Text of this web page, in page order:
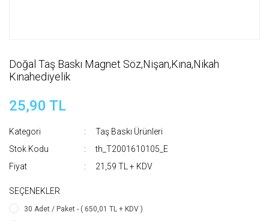
Doğal Taş Baskı Magnet Söz,Nişan,Kına,Nikah
Kınahediyelik
25,90 TL
Kategori
Taş Baskı Ürünleri
Stok Kodu
th_T2001610105_E
Fiyat
21,59 TL + KDV
SEÇENEKLER
30 Adet / Paket - ( 650,01 TL + KDV )